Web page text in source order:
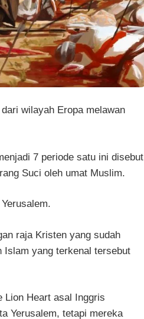
wilayah Eropa melawan
7 periode satu ini disebut
Suci oleh umat Muslim.
raja Kristen yang sudah
Islam yang terkenal tersebut
Lion Heart asal Inggris
Yerusalem, tetapi mereka